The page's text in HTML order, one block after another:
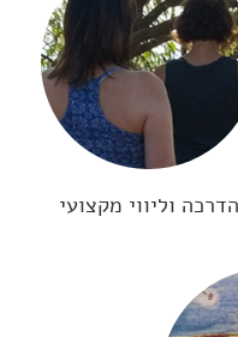
הדרכה וליווי מקצועי